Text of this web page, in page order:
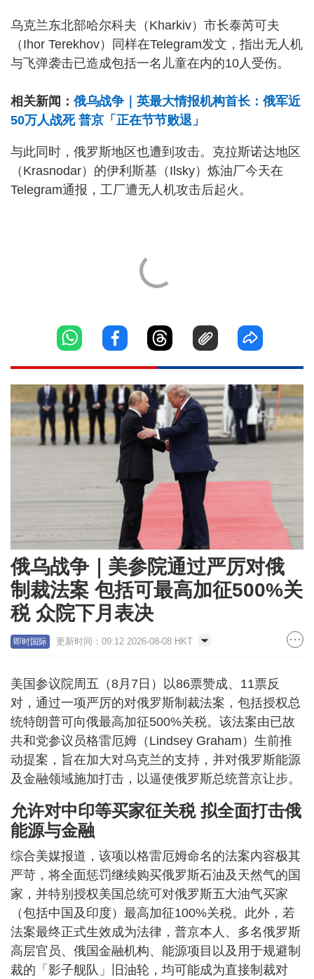
乌克兰东北部哈尔科夫（Kharkiv）市长泰芮可夫
（Ihor Terekhov）同样在Telegram发文，指出无人机
与飞弹袭击已造成包括一名儿童在内的10人受伤。
相关新闻： 俄乌战争｜英最大情报机构首长：俄军近
50万人战死 普京「正在节节败退」
与此同时，俄罗斯地区也遭到攻击。克拉斯诺达地区
（Krasnodar）的伊利斯基（Ilsky）炼油厂今天在
Telegram通报，工厂遭无人机攻击后起火。
俄乌战争｜美参院通过严厉对俄
制裁法案 包括可最高加征500%关
税 众院下月表决
即时国际 更新时间：09:12 2026-08-08 HKT
美国参议院周五（8月7日）以86票赞成、11票反
对，通过一项严厉的对俄罗斯制裁法案，包括授权总
统特朗普可向俄最高加征500%关税。该法案由已故
共和党参议员格雷厄姆（Lindsey Graham）生前推
动提案，旨在加大对乌克兰的支持，并对俄罗斯能源
及金融领域施加打击，以逼使俄罗斯总统普京让步。
允许对中印等买家征关税 拟全面打击俄
能源与金融
综合美媒报道，该项以格雷厄姆命名的法案内容极其
严苛，将全面惩罚继续购买俄罗斯石油及天然气的国
家，并特别授权美国总统可对俄罗斯五大油气买家
（包括中国及印度）最高加征100%关税。此外，若
法案最终正式生效成为法律，普京本人、多名俄罗斯
高层官员、俄国金融机构、能源项目以及用于规避制
裁的「影子舰队」旧油轮，均可能成为直接制裁对